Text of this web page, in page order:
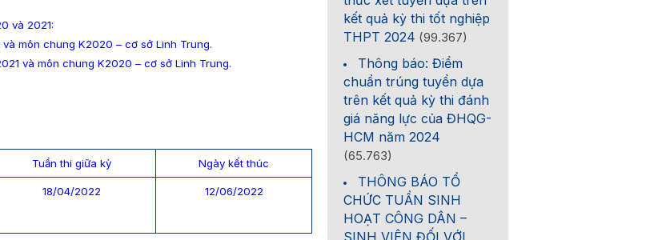
và 2021:
môn chung K2020 – cơ sở Linh Trung.
và môn chung K2020 – cơ sở Linh Trung.
Tuần thi giữa kỳ Ngày kết thúc
18/04/2022 12/06/2022
kết quả kỳ thi tốt nghiệp
THPT 2024 (99.367)
Thông báo: Điểm
chuẩn trúng tuyển dựa
trên kết quả kỳ thi đánh
giá năng lực của ĐHQG-
HCM năm 2024
(65.763)
THÔNG BÁO TỔ
CHỨC TUẦN SINH
HOẠT CÔNG DÂN –
SINH VIÊN ĐỐI VỚI